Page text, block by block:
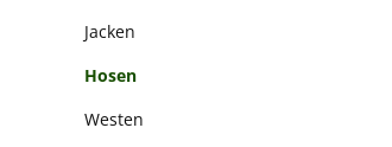
Jacken
Hosen
Westen